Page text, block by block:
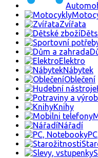
Zvířata
Elektro
Nábytek
Oblečení
Knihy
Nářadí